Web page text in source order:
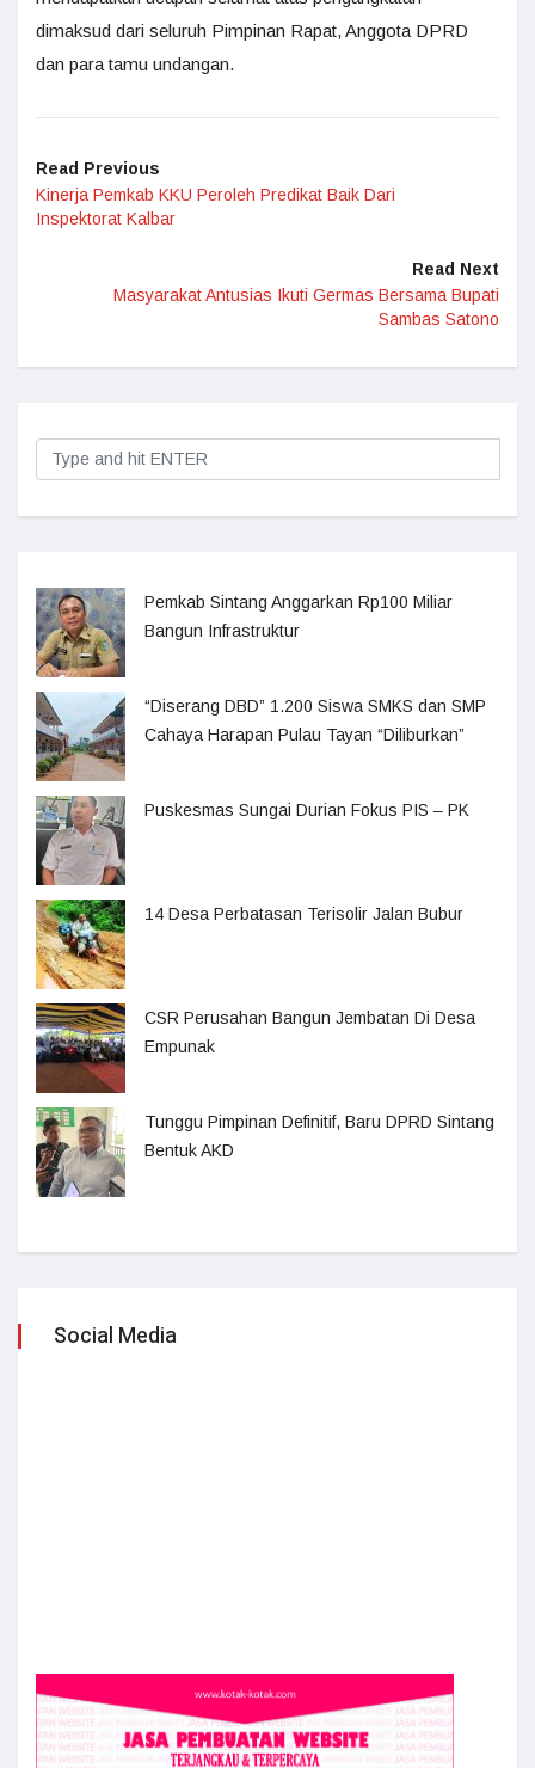
dimaksud dari seluruh Pimpinan Rapat, Anggota DPRD
dan para tamu undangan.
Read Previous
Kinerja Pemkab KKU Peroleh Predikat Baik Dari
Inspektorat Kalbar
Read Next
Masyarakat Antusias Ikuti Germas Bersama Bupati
Sambas Satono
Pemkab Sintang Anggarkan Rp100 Miliar
Bangun Infrastruktur
“Diserang DBD” 1.200 Siswa SMKS dan SMP
Cahaya Harapan Pulau Tayan “Diliburkan”
Puskesmas Sungai Durian Fokus PIS – PK
14 Desa Perbatasan Terisolir Jalan Bubur
CSR Perusahan Bangun Jembatan Di Desa
Empunak
Tunggu Pimpinan Definitif, Baru DPRD Sintang
Bentuk AKD
Social Media